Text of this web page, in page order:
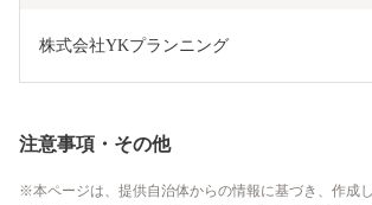
株式会社YKプランニング
注意事項・その他
本ページは、提供自治体からの情報に基づき、作成し